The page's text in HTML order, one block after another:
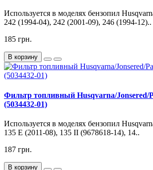
Используется в моделях бензопил
242 (1994-04), 242 (2001-09), 246 (1994-12)..
185 грн.
В корзину
Фильтр топливный Husqvarna/Jonsered/
(5034432-01)
Используется в моделях бензопил
135 E (2011-08), 135 II (9678618-14), 14..
187 грн.
В корзину